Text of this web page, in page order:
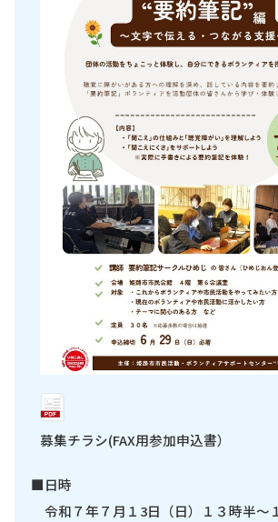
募集チラシ(FAX用参加申込書）
■日時
令和７年７月１3日（日）１３時半～